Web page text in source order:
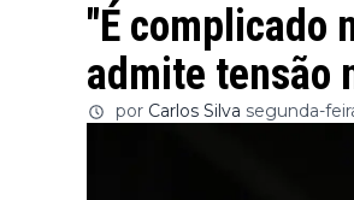
"É complicado
admite tensão
por Carlos Silva segunda-